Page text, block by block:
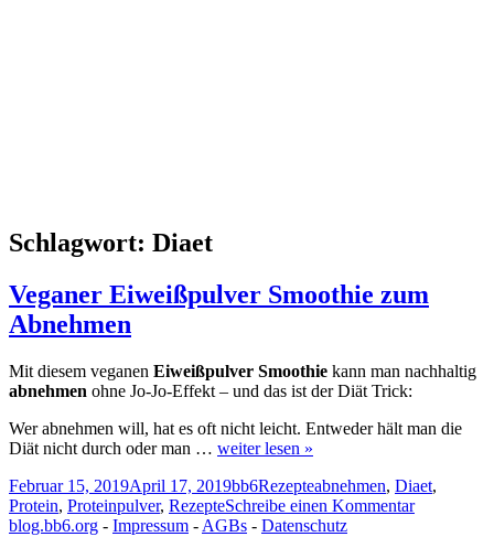
Schlagwort: Diaet
Veganer Eiweißpulver Smoothie zum
Abnehmen
Mit diesem veganen Eiweißpulver Smoothie kann man nachhaltig
abnehmen ohne Jo-Jo-Effekt – und das ist der Diät Trick:
Wer abnehmen will, hat es oft nicht leicht. Entweder hält man die
Diät nicht durch oder man … weiter lesen »
Veröffentlicht
am
Februar 15, 2019April 17, 2019Autor
bb6Kategorien
RezepteSchlagwörter
abnehmen, Diaet,
Protein, Proteinpulver, RezepteSchreibe einen Kommentarzu
blog.bb6.org - Impressum - AGBs - Datenschutz